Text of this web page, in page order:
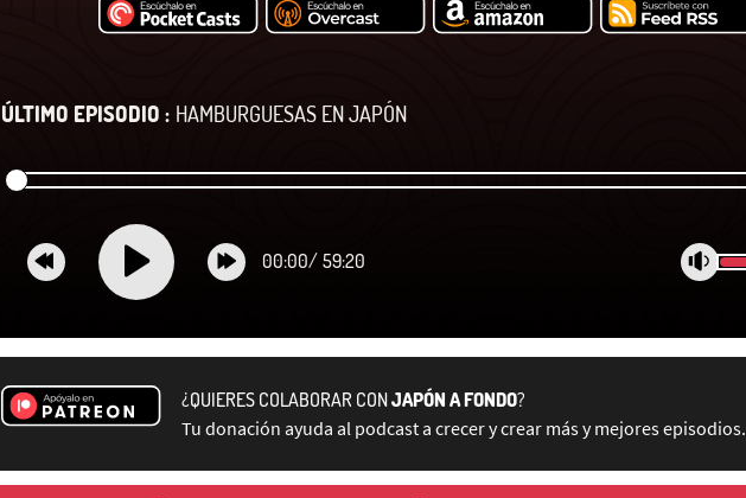
ÚLTIMO EPISODIO : HAMBURGUESAS EN JAPÓN
00:00/ 59:20
¿QUIERES COLABORAR CONJAPÓN A FONDO?
Tu donación ayuda al podcast a crecer y crear más y mejores episodios.